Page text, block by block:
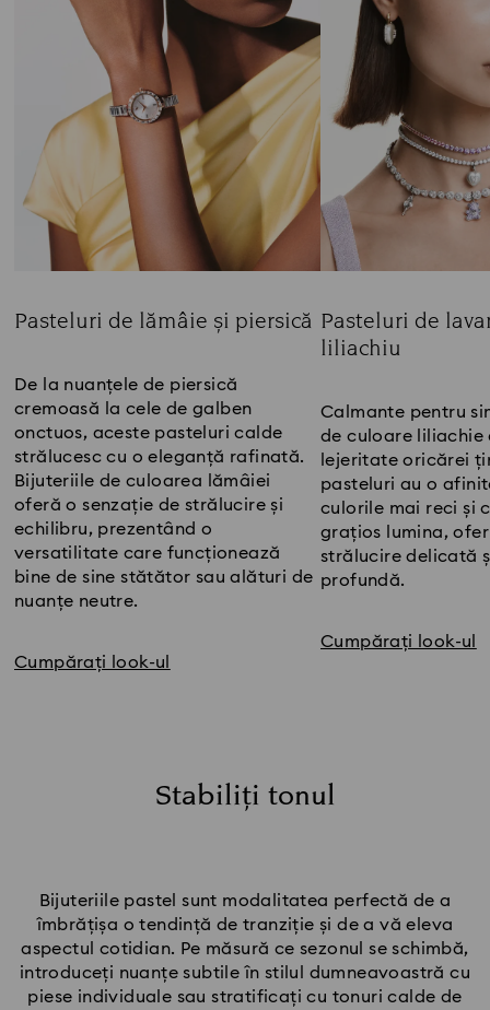
Pasteluri de lămâie și piersică
De la nuanțele de piersică
cremoasă la cele de galben
onctuos, aceste pasteluri calde
strălucesc cu o eleganță rafinată.
Bijuteriile de culoarea lămâiei
oferă o senzație de strălucire și
echilibru, prezentând o
versatilitate care funcționează
bine de sine stătător sau alături de
nuanțe neutre.
Cumpărați look-ul
Pasteluri de
liliachiu
Calmante pentru
de culoare liliachie
lejeritate oricărei
pasteluri au o
culorile mai reci și
grațios lumina,
strălucire delicată
profundă.
Cumpărați look-ul
Stabiliți tonul
Bijuteriile pastel sunt modalitatea perfectă de a
îmbrățișa o tendință de tranziție și de a vă eleva
aspectul cotidian. Pe măsură ce sezonul se schimbă,
introduceți nuanțe subtile în stilul dumneavoastră cu
piese individuale sau stratificați cu tonuri calde de